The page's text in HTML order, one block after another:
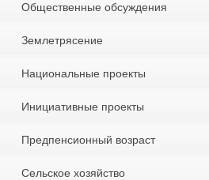
Общественные обсуждения
Землетрясение
Национальные проекты
Инициативные проекты
Предпенсионный возраст
Сельское хозяйство